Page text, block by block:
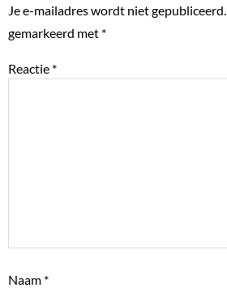
Je e-mailadres wordt niet gepubliceerd.
gemarkeerd met *
Reactie *
Naam *